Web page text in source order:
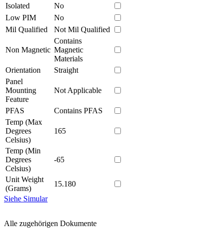
Isolated
No
Low PIM
No
Mil Qualified
Not Mil Qualified
Non Magnetic
Contains
Magnetic
Materials
Orientation
Straight
Panel
Mounting
Feature
Not Applicable
PFAS
Contains PFAS
Temp (Max
Degrees
Celsius)
165
Temp (Min
Degrees
Celsius)
-65
Unit Weight
(Grams)
15.180
Siehe Simular
Alle zugehörigen Dokumente